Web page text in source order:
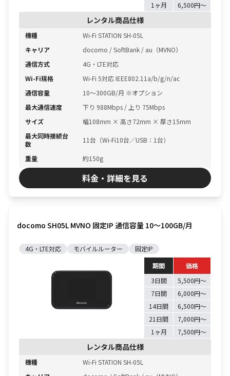
1ヶ月
6,500円〜
レンタル商品仕様
機種
Wi-Fi STATION SH-05L
キャリア
docomo / SoftBank / au（MVNO）
通信方式
4G・LTE対応
Wi-Fi規格
Wi-Fi 5対応 IEEE802.11a/b/g/n/ac
通信容量
10〜300GB/月 ※オプション
最大通信速度
下り 988Mbps / 上り 75Mbps
サイズ
幅108mm × 高さ72mm × 厚さ15mm
最大同時接続台
数
11台（Wi-Fi10台／USB：1台）
重量 約150g
料金・詳細を見る
docomo SH05L MVNO 固定IP 通信容量 10〜100GB/月
4G・LTE対応 モバイルルーター
固定IP
期間
価格
3日間
5,500円〜
7日間
6,000円〜
14日間
6,500円〜
21日間
7,000円〜
1ヶ月
7,500円〜
レンタル商品仕様
機種
Wi-Fi STATION SH-05L